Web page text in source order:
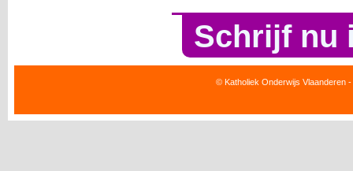
Schrijf nu
© Katholiek Onderwijs Vlaanderen